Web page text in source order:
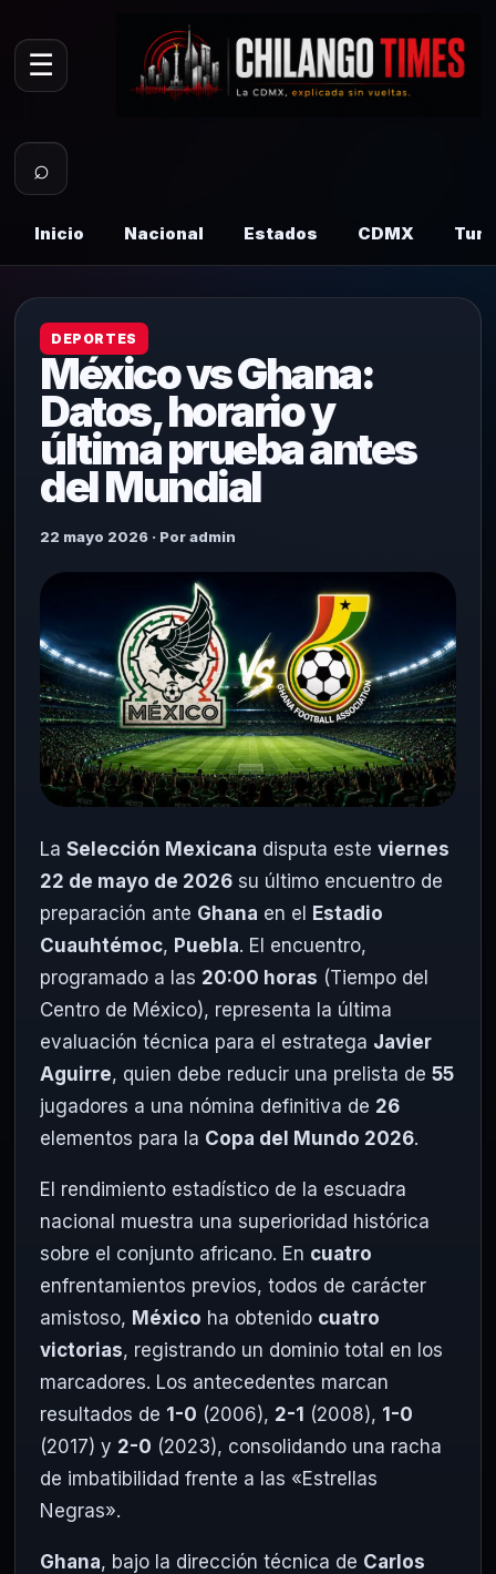
☰
⌕
Inicio Nacional Estados CDMX
DEPORTES
México vs Ghana:
Datos, horario y
última prueba antes
del Mundial
22 mayo 2026 · Por admin
La Selección Mexicana disputa este viernes
22 de mayo de 2026 su último encuentro de
preparación ante Ghana en el Estadio
Cuauhtémoc, Puebla. El encuentro,
programado a las 20:00 horas (Tiempo del
Centro de México), representa la última
evaluación técnica para el estratega Javier
Aguirre, quien debe reducir una prelista de 55
jugadores a una nómina definitiva de 26
elementos para la Copa del Mundo 2026.
El rendimiento estadístico de la escuadra
nacional muestra una superioridad histórica
sobre el conjunto africano. En cuatro
enfrentamientos previos, todos de carácter
amistoso, México ha obtenido cuatro
victorias, registrando un dominio total en los
marcadores. Los antecedentes marcan
resultados de 1-0 (2006), 2-1 (2008), 1-0
(2017) y 2-0 (2023), consolidando una racha
de imbatibilidad frente a las «Estrellas
Negras».
Ghana, bajo la dirección técnica de Carlos